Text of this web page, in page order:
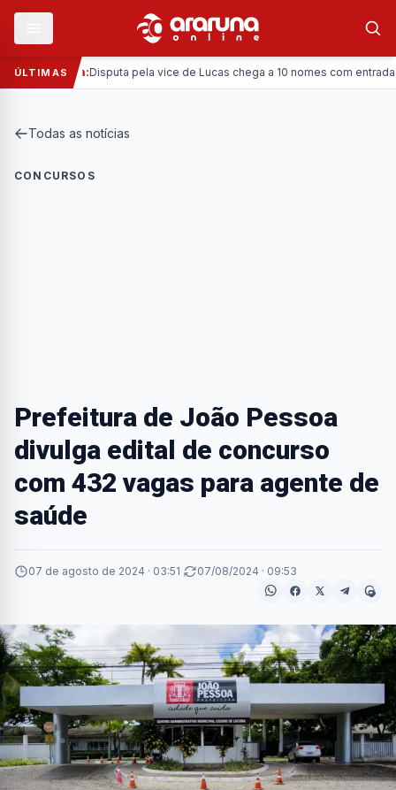
ÚLTIMAS
Política:Disputa pela vice de Lucas chega a 10 nomes com entrada
Todas as notícias
CONCURSOS
Prefeitura de João Pessoa
divulga edital de concurso
com 432 vagas para agente de
saúde
07 de agosto de 2024 · 03:51· 07/08/2024 · 09:53